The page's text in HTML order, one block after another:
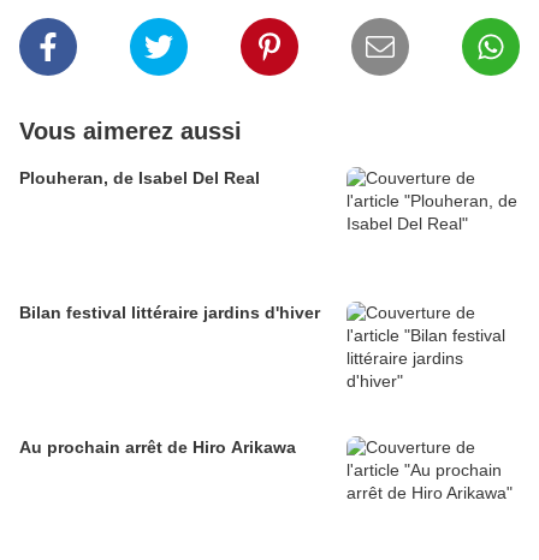
Vous aimerez aussi
Plouheran, de Isabel Del Real
Bilan festival littéraire jardins d'hiver
Au prochain arrêt de Hiro Arikawa